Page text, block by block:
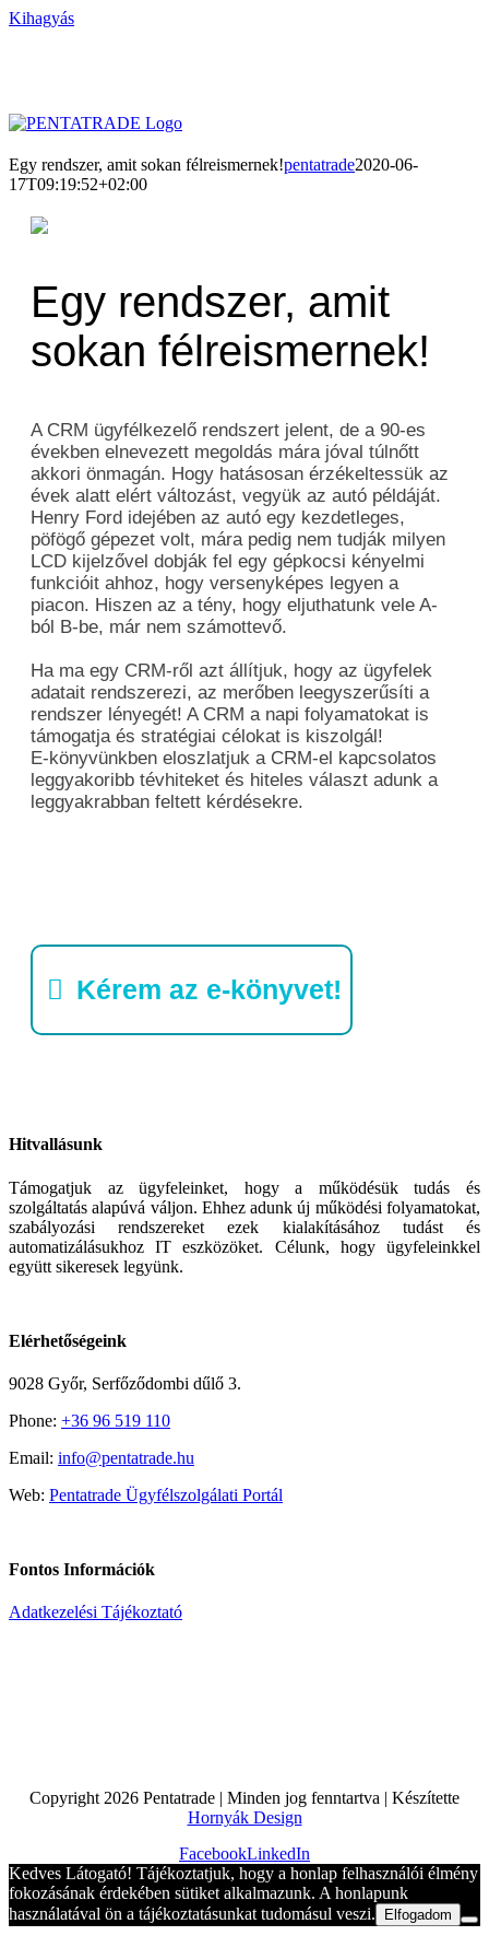
Kihagyás
Egy rendszer, amit sokan félreismernek!pentatrade2020-06-
17T09:19:52+02:00
Egy rendszer, amit
sokan félreismernek!
A CRM ügyfélkezelő rendszert jelent, de a 90-es
években elnevezett megoldás mára jóval túlnőtt
akkori önmagán. Hogy hatásosan érzékeltessük az
évek alatt elért változást, vegyük az autó példáját.
Henry Ford idejében az autó egy kezdetleges,
pöfögő gépezet volt, mára pedig nem tudják milyen
LCD kijelzővel dobják fel egy gépkocsi kényelmi
funkcióit ahhoz, hogy versenyképes legyen a
piacon. Hiszen az a tény, hogy eljuthatunk vele A-
ból B-be, már nem számottevő.
Ha ma egy CRM-ről azt állítjuk, hogy az ügyfelek
adatait rendszerezi, az merőben leegyszerűsíti a
rendszer lényegét! A CRM a napi folyamatokat is
támogatja és stratégiai célokat is kiszolgál!
E-könyvünkben eloszlatjuk a CRM-el kapcsolatos
leggyakoribb tévhiteket és hiteles választ adunk a
leggyakrabban feltett kérdésekre.
Kérem az e-könyvet!
Hitvallásunk
Támogatjuk az ügyfeleinket, hogy a működésük tudás és
szolgáltatás alapúvá váljon. Ehhez adunk új működési folyamatokat,
szabályozási rendszereket ezek kialakításához tudást és
automatizálásukhoz IT eszközöket. Célunk, hogy ügyfeleinkkel
együtt sikeresek legyünk.
Elérhetőségeink
9028 Győr, Serfőződombi dűlő 3.
Phone: +36 96 519 110
Email: info@pentatrade.hu
Web: Pentatrade Ügyfélszolgálati Portál
Fontos Információk
Adatkezelési Tájékoztató
Copyright 2026 Pentatrade | Minden jog fenntartva | Készítette
Hornyák Design
FacebookLinkedIn
Kedves Látogató! Tájékoztatjuk, hogy a honlap felhasználói élmény
fokozásának érdekében sütiket alkalmazunk. A honlapunk
használatával ön a tájékoztatásunkat tudomásul veszi.
Elfogadom